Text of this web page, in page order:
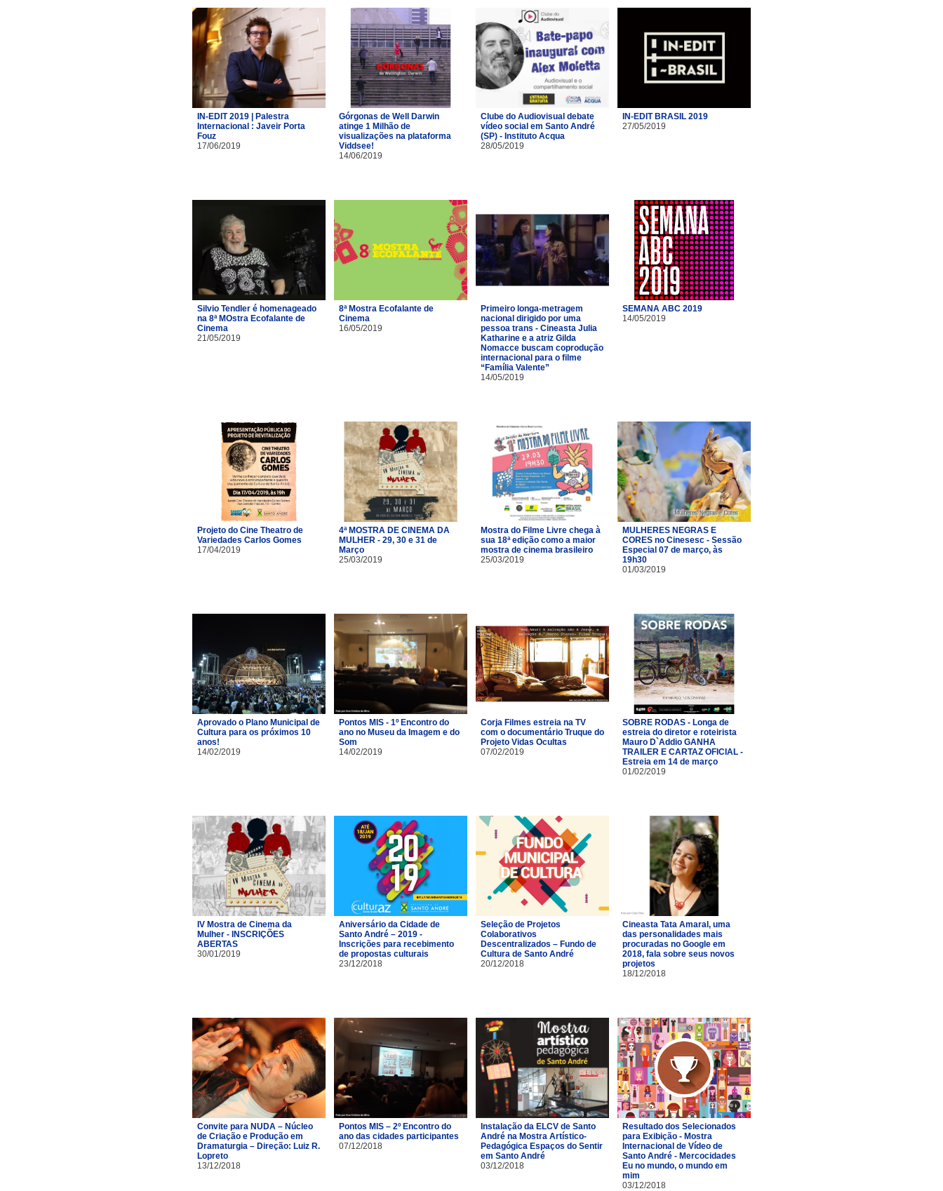
IN-EDIT 2019 | Palestra
Internacional : Javeir Porta
Fouz
17/06/2019
Górgonas de Well Darwin
atinge 1 Milhão de
visualizações na plataforma
Viddsee!
14/06/2019
Clube do Audiovisual debate
vídeo social em Santo André
(SP) - Instituto Acqua
28/05/2019
IN-EDIT BRASIL 2019
27/05/2019
Silvio Tendler é homenageado
na 8ª MOstra Ecofalante de
Cinema
21/05/2019
8ª Mostra Ecofalante de
Cinema
16/05/2019
Primeiro longa-metragem
nacional dirigido por uma
pessoa trans - Cineasta Julia
Katharine e a atriz Gilda
Nomacce buscam coprodução
internacional para o filme
“Família Valente”
14/05/2019
SEMANA ABC 2019
14/05/2019
Projeto do Cine Theatro de
Variedades Carlos Gomes
17/04/2019
4ª MOSTRA DE CINEMA DA
MULHER - 29, 30 e 31 de
Março
25/03/2019
Mostra do Filme Livre chega à
sua 18ª edição como a maior
mostra de cinema brasileiro
25/03/2019
MULHERES NEGRAS E
CORES no Cinesesc - Sessão
Especial 07 de março, às
19h30
01/03/2019
Aprovado o Plano Municipal de
Cultura para os próximos 10
anos!
14/02/2019
Pontos MIS - 1º Encontro do
ano no Museu da Imagem e do
Som
14/02/2019
Corja Filmes estreia na TV
com o documentário Truque do
Projeto Vidas Ocultas
07/02/2019
SOBRE RODAS - Longa de
estreia do diretor e roteirista
Mauro D`Addio GANHA
TRAILER E CARTAZ OFICIAL -
Estreia em 14 de março
01/02/2019
IV Mostra de Cinema da
Mulher - INSCRIÇÕES
ABERTAS
30/01/2019
Aniversário da Cidade de
Santo André – 2019 -
Inscrições para recebimento
de propostas culturais
23/12/2018
Seleção de Projetos
Colaborativos
Descentralizados – Fundo de
Cultura de Santo André
20/12/2018
Cineasta Tata Amaral, uma
das personalidades mais
procuradas no Google em
2018, fala sobre seus novos
projetos
18/12/2018
Convite para NUDA – Núcleo
de Criação e Produção em
Dramaturgia – Direção: Luiz R.
Lopreto
13/12/2018
Pontos MIS – 2º Encontro do
ano das cidades participantes
07/12/2018
Instalação da ELCV de Santo
André na Mostra Artístico-
Pedagógica Espaços do Sentir
em Santo André
03/12/2018
Resultado dos Selecionados
para Exibição - Mostra
Internacional de Vídeo de
Santo André - Mercocidades
Eu no mundo, o mundo em
mim
03/12/2018